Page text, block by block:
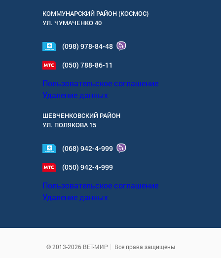
КОММУНАРСКИЙ РАЙОН (КОСМОС)
УЛ. ЧУМАЧЕНКО 40
(098) 978-84-48
(050) 788-86-11
Пользовательское соглашение
Удаление данных
ШЕВЧЕНКОВСКИЙ РАЙОН
УЛ. ПОЛЯКОВА 15
(068) 942-4-999
(050) 942-4-999
Пользовательское соглашение
Удаление данных
© 2013-2026 ВЕТ-МИР Все права защищены